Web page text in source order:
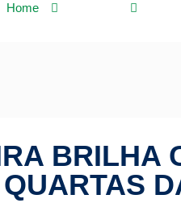
Home
BRILHA